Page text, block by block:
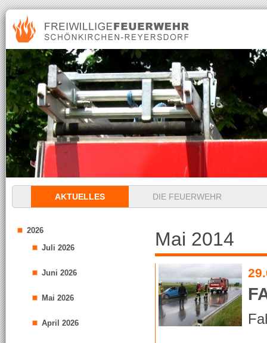
Navigation
überspringenAKTUELLES DIE FEUERWEHR
2026
Juli 2026
Juni 2026
Mai 2026
April 2026
Mai 2014